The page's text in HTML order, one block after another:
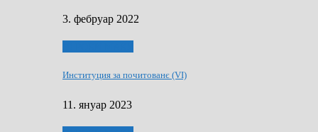
3. фебруар 2022
Институция за почитованє (VI)
11. януар 2023